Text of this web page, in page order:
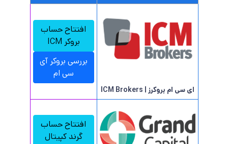
ای سی ام بروکرز | ICM Brokers
افتتاح حساب
بروکر ICM
بررسی بروکر آی
سی ام
افتتاح حساب
گرند کپیتال